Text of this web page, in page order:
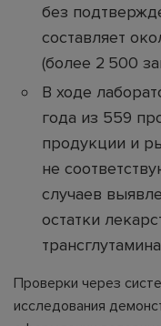
без
составляет
(более 2 500
В ходе
года из 559
продукции и
не
случаев
остатки
Проверки через
исследования